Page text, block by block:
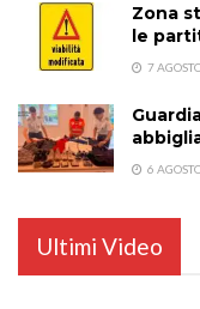
Zona
le
7
6
Ultimi Video